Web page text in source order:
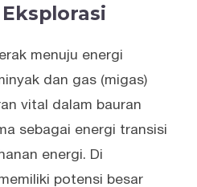
menuju energi
dan gas (migas)
vital dalam bauran
sebagai energi transisi
energi. Di
potensi besar